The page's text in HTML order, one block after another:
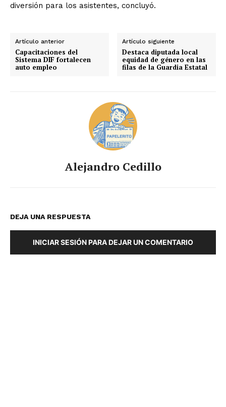
diversión para los asistentes, concluyó.
Artículo anterior
Capacitaciones del
Sistema DIF fortalecen
auto empleo
Artículo siguiente
Destaca diputada local
equidad de género en las
filas de la Guardia Estatal
Alejandro Cedillo
DEJA UNA RESPUESTA
INICIAR SESIÓN PARA DEJAR UN COMENTARIO